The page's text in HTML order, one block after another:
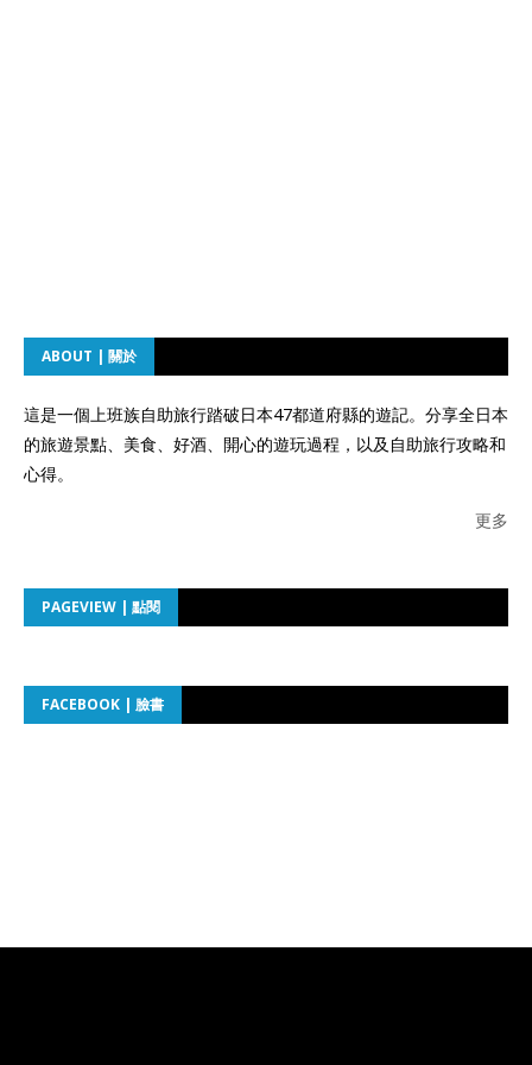
ABOUT | 關於
這是一個上班族自助旅行踏破日本47都道府縣的遊記。分享全日本
的旅遊景點、美食、好酒、開心的遊玩過程，以及自助旅行攻略和
心得。
更多
PAGEVIEW | 點閱
FACEBOOK | 臉書